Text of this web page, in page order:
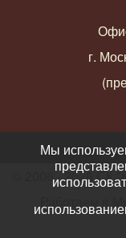
г.
© 2006 - 2026 СК
Работаем в
Мы